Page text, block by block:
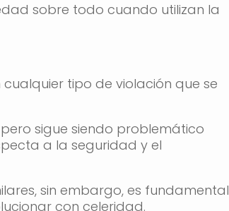
sobre todo cuando utilizan la
tipo de violación que se
sigue siendo problemático
a la seguridad y el
sin embargo, es fundamental
con celeridad.